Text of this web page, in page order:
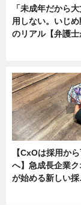
「未成年だから
用しない。いじ
のリアル【弁護
【CxOは採用か
へ】急成長企業
が始める新しい